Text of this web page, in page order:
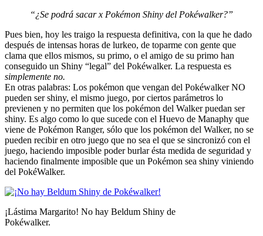
“¿Se podrá sacar x Pokémon Shiny del Pokéwalker?”
Pues bien, hoy les traigo la respuesta definitiva, con la que he dado
después de intensas horas de lurkeo, de toparme con gente que
clama que ellos mismos, su primo, o el amigo de su primo han
conseguido un Shiny “legal” del Pokéwalker. La respuesta es
simplemente no.
En otras palabras: Los pokémon que vengan del Pokéwalker NO
pueden ser shiny, el mismo juego, por ciertos parámetros lo
previenen y no permiten que los pokémon del Walker puedan ser
shiny. Es algo como lo que sucede con el Huevo de Manaphy que
viene de Pokémon Ranger, sólo que los pokémon del Walker, no se
pueden recibir en otro juego que no sea el que se sincronizó con el
juego, haciendo imposible poder burlar ésta medida de seguridad y
haciendo finalmente imposible que un Pokémon sea shiny viniendo
del PokéWalker.
¡Lástima Margarito! No hay Beldum Shiny de
Pokéwalker.